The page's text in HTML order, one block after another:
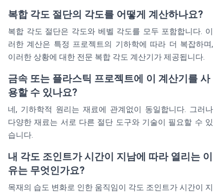
복합 각도 절단의 각도를 어떻게 계산하나요?
복합 각도 절단은 각도와 베벨 각도를 모두 포함합니다. 이
러한 계산은 특정 프로젝트의 기하학에 따라 더 복잡하며,
이러한 상황에 대한 전문 복합 각도 계산기가 제공됩니다.
금속 또는 플라스틱 프로젝트에 이 계산기를 사
용할 수 있나요?
네, 기하학적 원리는 재료에 관계없이 동일합니다. 그러나
다양한 재료는 서로 다른 절단 도구와 기술이 필요할 수 있
습니다.
내 각도 조인트가 시간이 지남에 따라 열리는 이
유는 무엇인가요?
목재의 습도 변화로 인한 움직임이 각도 조인트가 시간이 지